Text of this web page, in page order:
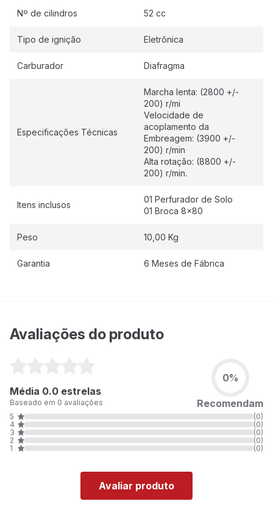
Nº de cilindros 52 cc
Tipo de ignição Eletrônica
Carburador Diafragma
Especificações Técnicas
Marcha lenta: (2800 +/-
200) r/mi
Velocidade de
acoplamento da
Embreagem: (3900 +/-
200) r/min
Alta rotação: (8800 +/-
200) r/min.
Itens inclusos
01 Perfurador de Solo
01 Broca 8x80
Peso 10,00 Kg
Garantia 6 Meses de Fábrica
Avaliações do produto
Média 0.0 estrelas
Baseado em 0 avaliações
0%
Recomendam
5
(0)
4
(0)
3
(0)
2
(0)
1
(0)
Avaliar produto